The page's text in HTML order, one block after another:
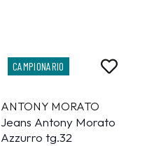
CAMPIONARIO
ANTONY MORATO
Jeans Antony Morato
Azzurro tg.32